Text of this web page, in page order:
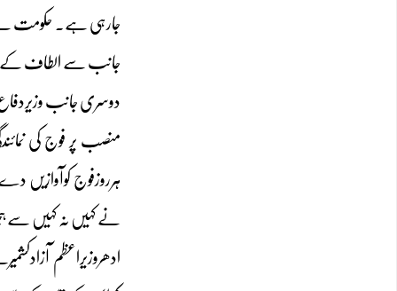
جارہی ہے۔ حکومت نے
جانب سے الطاف کے
دوسری جانب
منصب پر فوج کی
ہرروزفوج کوآوازیں
نے کہیں نہ کہیں
ادھروزیراعظم